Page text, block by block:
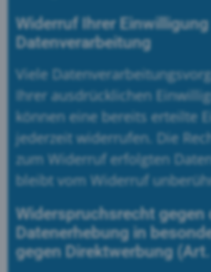
Widerruf Ihrer
Datenverarbeitung
Viele
Ihrer ausdrücklichen
können eine bereits erteilte
jederzeit widerrufen. Die
zum Widerruf erfolgten
bleibt vom Widerruf
Widerspruchsrecht gegen
Datenerhebung in
gegen Direktwerbung (Art.